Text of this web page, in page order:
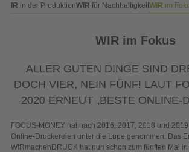
WIR in der ProduktionWIR für NachhaltigkeitWIR im
WIR im Fokus
ALLER GUTEN DINGE SIND
DOCH VIER, NEIN FÜNF! LAUT
2020 ERNEUT „BESTE ONLINE-
FOCUS-MONEY hat nach 2016, 2017, 2018 und
Online-Druckereien unter die Lupe genommen. Das
WIRmachenDRUCK hat nun schon zum fünften Mal